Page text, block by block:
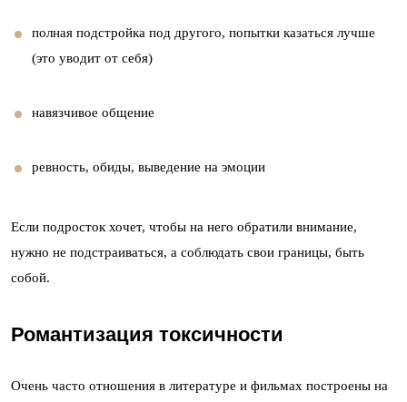
полная подстройка под другого, попытки казаться лучше
(это уводит от себя)
навязчивое общение
ревность, обиды, выведение на эмоции
Если подросток хочет, чтобы на него обратили внимание,
нужно не подстраиваться, а соблюдать свои границы, быть
собой.
Романтизация токсичности
Очень часто отношения в литературе и фильмах построены на